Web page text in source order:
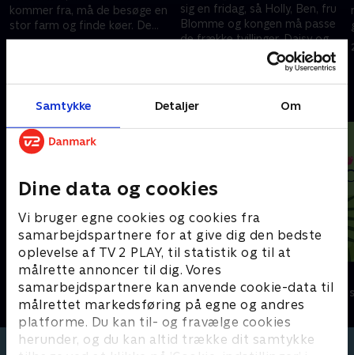
Samtykke Detaljer Om
Dine data og cookies
Vi bruger egne cookies og cookies fra
samarbejdspartnere for at give dig den bedste
oplevelse af TV 2 PLAY, til statistik og til at
målrette annoncer til dig. Vores
samarbejdspartnere kan anvende cookie-data til
målrettet markedsføring på egne og andres
platforme. Du kan til- og fravælge cookies
herunder, og du kan altid trække dit samtykke
kommer fra, må de besøge en
stor farm og finde køer. De
rejser til den store Lucys farm.
sig en fridag, så Holly, Ben, fru
Blomme og kongen må passe
de frække tvillinger, Daisy og
28. september 2024 • 11 min
Andre så også
Gurli Gris
Børneserier • 4 sæsoner Børneserier • 2